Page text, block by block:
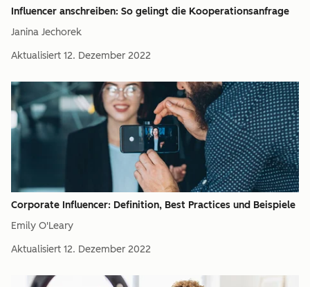
Influencer anschreiben: So gelingt die Kooperationsanfrage
Janina Jechorek
Aktualisiert 12. Dezember 2022
Corporate Influencer: Definition, Best Practices und Beispiele
Emily O'Leary
Aktualisiert 12. Dezember 2022